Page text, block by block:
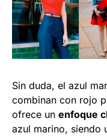
Sin duda, el azul
combinan con rojo
ofrece un enfoque
azul marino, siendo